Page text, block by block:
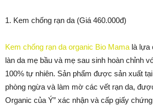
1. Kem chống rạn da (Giá 460.000đ)
Kem chống rạn da organic Bio Mama là lựa
làn da mẹ bầu và mẹ sau sinh hoàn chỉnh
100% tự nhiên. Sản phẩm được sản xuất
phòng ngừa và làm mờ các vết rạn da,
Organic của Ý” xác nhận và cấp giấy